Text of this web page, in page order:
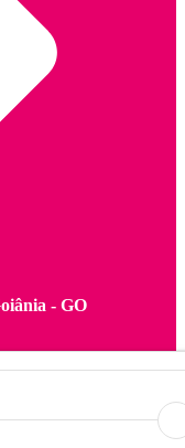
- GO